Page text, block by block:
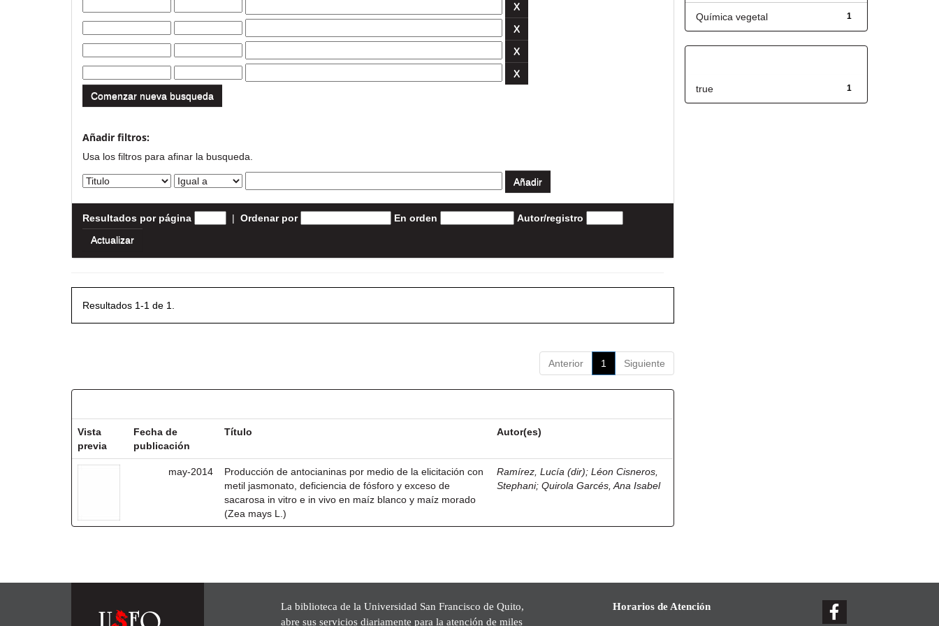
Comenzar nueva busqueda
Añadir filtros:
Usa los filtros para afinar la busqueda.
Resultados por página | Ordenar por En orden Autor/registro
Resultados 1-1 de 1.
Anterior 1 Siguiente
Vista
previa
Fecha de
publicación
Título Autor(es)
may-2014
Producción de antocianinas por medio de la elicitación con
metil jasmonato, deficiencia de fósforo y exceso de
sacarosa in vitro e in vivo en maíz blanco y maíz morado
(Zea mays L.)
Ramírez, Lucía (dir);Léon Cisneros,
Stephani;Quirola Garcés, Ana Isabel
1
Química vegetal
1
true
La biblioteca de la Universidad San Francisco de Quito,
abre sus servicios diariamente para la atención de miles
Horarios de Atención